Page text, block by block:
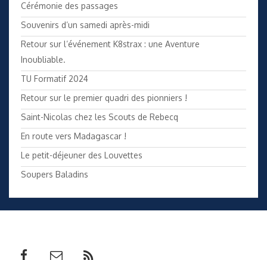
Cérémonie des passages
Souvenirs d’un samedi après-midi
Retour sur l’événement K8strax : une Aventure
Inoubliable.
TU Formatif 2024
Retour sur le premier quadri des pionniers !
Saint-Nicolas chez les Scouts de Rebecq
En route vers Madagascar !
Le petit-déjeuner des Louvettes
Soupers Baladins